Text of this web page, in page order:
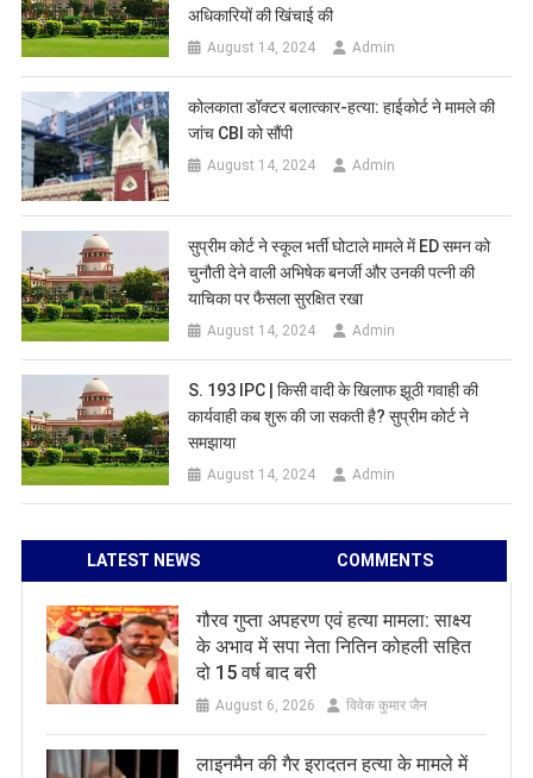
अधिकारियों की खिंचाई की
August 14, 2024 Admin
कोलकाता डॉक्टर बलात्कार-हत्या: हाईकोर्ट ने मामले की
जांच CBI को सौंपी
August 14, 2024 Admin
सुप्रीम कोर्ट ने स्कूल भर्ती घोटाले मामले में ED समन को
चुनौती देने वाली अभिषेक बनर्जी और उनकी पत्नी की
याचिका पर फैसला सुरक्षित रखा
August 14, 2024 Admin
S. 193 IPC | किसी वादी के खिलाफ झूठी गवाही की
कार्यवाही कब शुरू की जा सकती है? सुप्रीम कोर्ट ने
समझाया
August 14, 2024 Admin
LATEST NEWS COMMENTS
गौरव गुप्ता अपहरण एवं हत्या मामला: साक्ष्य
के अभाव में सपा नेता नितिन कोहली सहित
दो 15 वर्ष बाद बरी
August 6, 2026 विवेक कुमार जैन
लाइनमैन की गैर इरादतन हत्या के मामले में